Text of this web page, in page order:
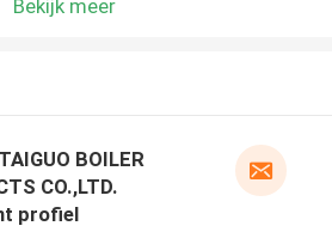
Bekijk meer
BOILER
CO.,LTD.
profiel